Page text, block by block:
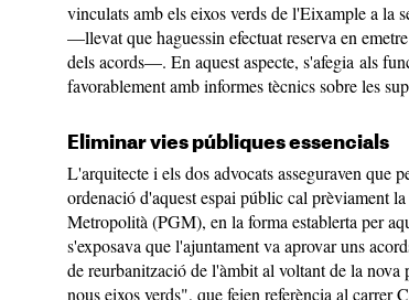
vinculats amb els eixos verds de l'Eixample a la
—llevat que haguessin efectuat reserva en
dels acords—. En aquest aspecte, s'afegia als
favorablement amb informes tècnics sobre les
Eliminar vies públiques essencials
L'arquitecte i els dos advocats asseguraven que
ordenació d'aquest espai públic cal prèviament
Metropolità (PGM), en la forma establerta per
s'exposava que l'ajuntament va aprovar uns
de reurbanització de l'àmbit al voltant de la nova
nous eixos verds", que feien referència al carrer